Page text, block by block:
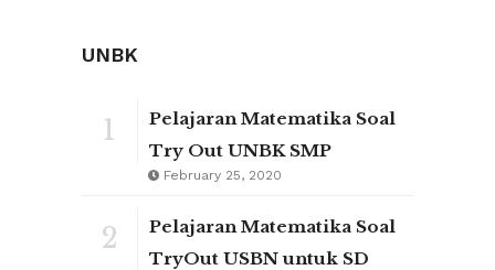
UNBK
1
Pelajaran Matematika Soal
Try Out UNBK SMP
February 25, 2020
2
Pelajaran Matematika Soal
TryOut USBN untuk SD